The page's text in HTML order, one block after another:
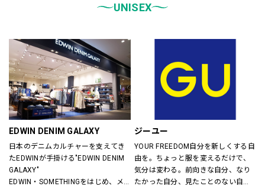
などをゾーンに分けて配置し、広
す。
どうぞご来店ください。
UNISEX
EDWIN DENIM GALAXY
日本のデニムカルチャーを支えてき
たEDWINが手掛ける"EDWIN DENIM
GALAXY"
EDWIN・SOMETHINGをはじめ、メ
ジーユー
YOUR FREEDOM自分を新しくする自
由を。ちょっと服を変えるだけで、
気分は変わる。前向きな自分、なり
たかった自分、見たことのない自